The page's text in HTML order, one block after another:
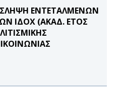
ΕΝΤΕΤΑΛΜΕΝΩΝ
ΙΔΟΧ (ΑΚΑΔ. ΕΤΟΣ